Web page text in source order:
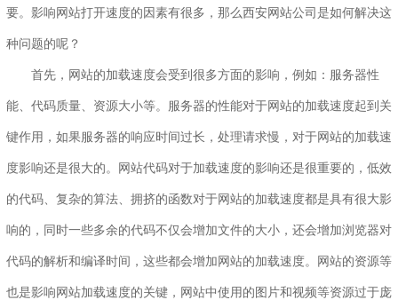
要。影响网站打开速度的因素有很多，那么西安网站公司是如何解决这
种问题的呢？
首先，网站的加载速度会受到很多方面的影响，例如：服务器性
能、代码质量、资源大小等。服务器的性能对于网站的加载速度起到关
键作用，如果服务器的响应时间过长，处理请求慢，对于网站的加载速
度影响还是很大的。网站代码对于加载速度的影响还是很重要的，低效
的代码、复杂的算法、拥挤的函数对于网站的加载速度都是具有很大影
响的，同时一些多余的代码不仅会增加文件的大小，还会增加浏览器对
代码的解析和编译时间，这些都会增加网站的加载速度。网站的资源等
也是影响网站加载速度的关键，网站中使用的图片和视频等资源过于庞